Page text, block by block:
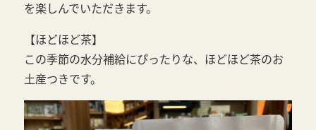
を楽しんでいただきます。
【ほどほど茶】
この季節の水分補給にぴったりな、ほどほど茶のお
土産つきです。